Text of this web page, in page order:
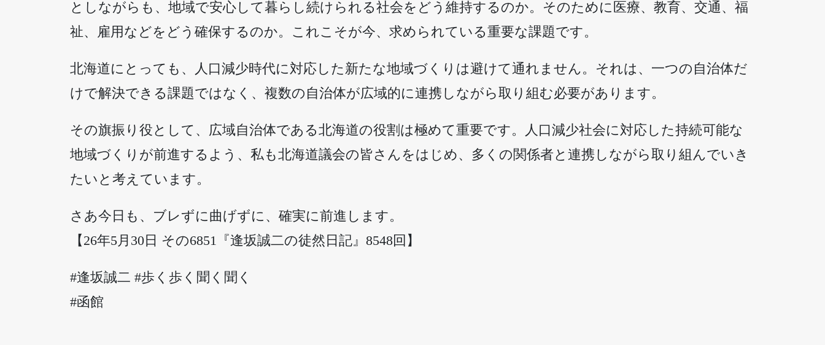
としながらも、地域で安心して暮らし続けられる社会をどう維持するのか。そのために医療、教育、交通、福
祉、雇用などをどう確保するのか。これこそが今、求められている重要な課題です。
北海道にとっても、人口減少時代に対応した新たな地域づくりは避けて通れません。それは、一つの自治体だ
けで解決できる課題ではなく、複数の自治体が広域的に連携しながら取り組む必要があります。
その旗振り役として、広域自治体である北海道の役割は極めて重要です。人口減少社会に対応した持続可能な
地域づくりが前進するよう、私も北海道議会の皆さんをはじめ、多くの関係者と連携しながら取り組んでいき
たいと考えています。
さあ今日も、ブレずに曲げずに、確実に前進します。
【26年5月30日 その6851『逢坂誠二の徒然日記』8548回】
#逢坂誠二 #歩く歩く聞く聞く
#函館